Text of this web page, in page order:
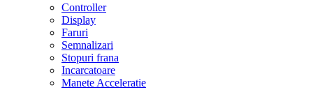
Controller
Display
Faruri
Semnalizari
Stopuri frana
Incarcatoare
Manete Acceleratie